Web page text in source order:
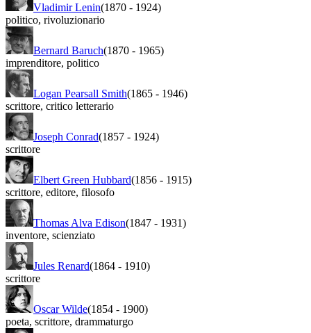
Vladimir Lenin(1870 - 1924)
politico, rivoluzionario
Bernard Baruch(1870 - 1965)
imprenditore, politico
Logan Pearsall Smith(1865 - 1946)
scrittore, critico letterario
Joseph Conrad(1857 - 1924)
scrittore
Elbert Green Hubbard(1856 - 1915)
scrittore, editore, filosofo
Thomas Alva Edison(1847 - 1931)
inventore, scienziato
Jules Renard(1864 - 1910)
scrittore
Oscar Wilde(1854 - 1900)
poeta, scrittore, drammaturgo